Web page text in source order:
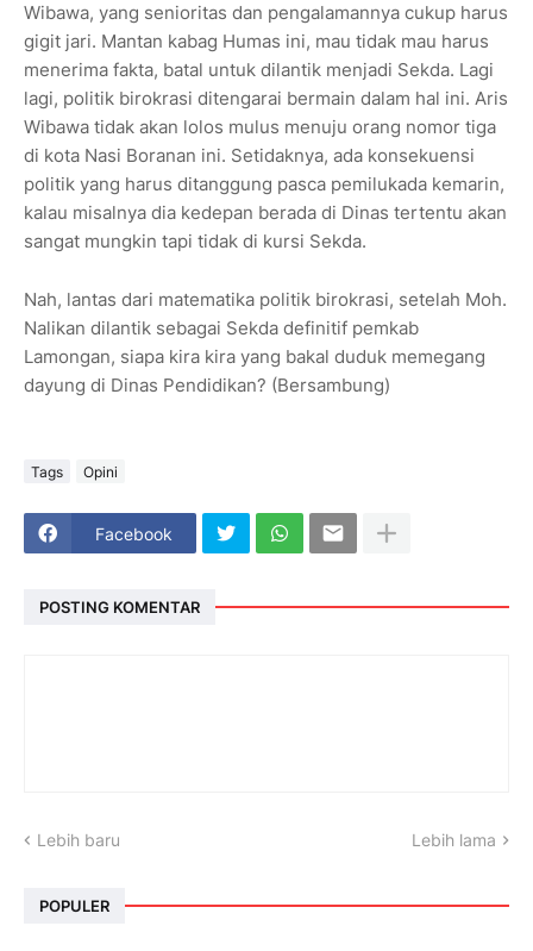
Wibawa, yang senioritas dan pengalamannya cukup harus
gigit jari. Mantan kabag Humas ini, mau tidak mau harus
menerima fakta, batal untuk dilantik menjadi Sekda. Lagi
lagi, politik birokrasi ditengarai bermain dalam hal ini. Aris
Wibawa tidak akan lolos mulus menuju orang nomor tiga
di kota Nasi Boranan ini. Setidaknya, ada konsekuensi
politik yang harus ditanggung pasca pemilukada kemarin,
kalau misalnya dia kedepan berada di Dinas tertentu akan
sangat mungkin tapi tidak di kursi Sekda.
Nah, lantas dari matematika politik birokrasi, setelah Moh.
Nalikan dilantik sebagai Sekda definitif pemkab
Lamongan, siapa kira kira yang bakal duduk memegang
dayung di Dinas Pendidikan? (Bersambung)
Tags Opini
Facebook
POSTING KOMENTAR
Lebih baru Lebih lama
POPULER